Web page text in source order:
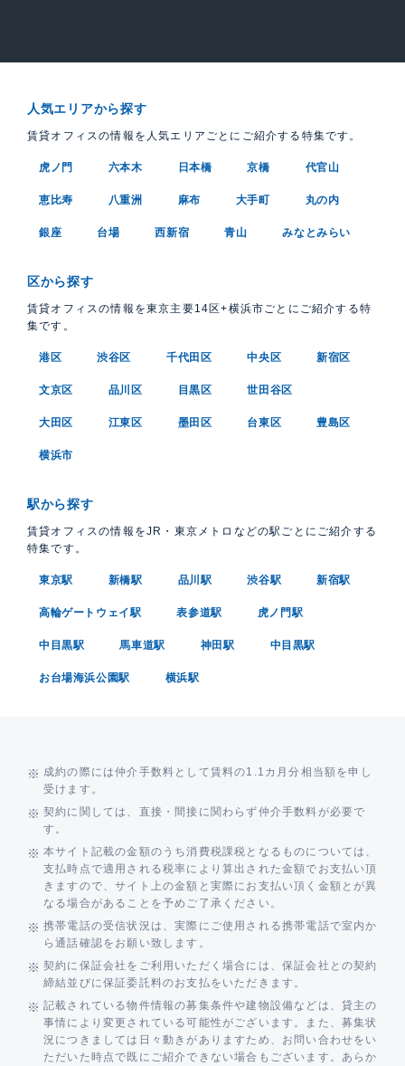
人気エリアから探す
賃貸オフィスの情報を人気エリアごとにご紹介する特集です。
虎ノ門 六本木 日本橋 京橋 代官山
恵比寿 八重洲 麻布 大手町 丸の内
銀座 台場 西新宿 青山 みなとみらい
区から探す
賃貸オフィスの情報を東京主要14区+横浜市ごとにご紹介する特
集です。
港区 渋谷区 千代田区 中央区 新宿区
文京区 品川区 目黒区 世田谷区
大田区 江東区 墨田区 台東区 豊島区
横浜市
駅から探す
賃貸オフィスの情報をJR・東京メトロなどの駅ごとにご紹介する
特集です。
東京駅 新橋駅 品川駅 渋谷駅 新宿駅
高輪ゲートウェイ駅 表参道駅 虎ノ門駅
中目黒駅 馬車道駅 神田駅 中目黒駅
お台場海浜公園駅 横浜駅
成約の際には仲介手数料として賃料の1.1カ月分相当額を申し
受けます。
契約に関しては、直接・間接に関わらず仲介手数料が必要で
す。
本サイト記載の金額のうち消費税課税となるものについては、
支払時点で適用される税率により算出された金額でお支払い頂
きますので、サイト上の金額と実際にお支払い頂く金額とが異
なる場合があることを予めご了承ください。
携帯電話の受信状況は、実際にご使用される携帯電話で室内か
ら通話確認をお願い致します。
契約に保証会社をご利用いただく場合には、保証会社との契約
締結並びに保証委託料のお支払をいただきます。
記載されている物件情報の募集条件や建物設備などは、貸主の
事情により変更されている可能性がございます。また、募集状
況につきましては日々動きがありますため、お問い合わせをい
ただいた時点で既にご紹介できない場合もございます。あらか